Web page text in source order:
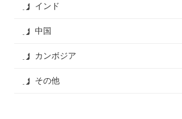
インド
中国
カンボジア
その他